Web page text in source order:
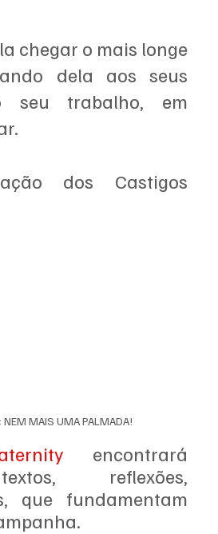
chegar o mais longe
dela aos seus
seu trabalho, em
dos Castigos
MAIS UMA PALMADA!
encontrará
reflexões,
que fundamentam